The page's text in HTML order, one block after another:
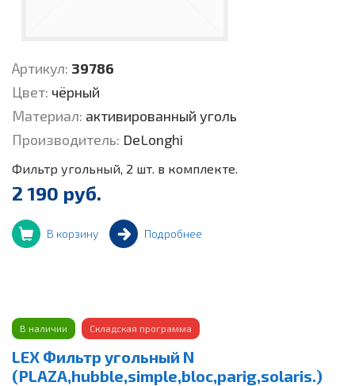
Артикул: 39786
Цвет: чёрный
Материал: активированный уголь
Производитель: DeLonghi
Фильтр угольный, 2 шт. в комплекте.
2 190 руб.
В корзину Подробнее
В наличии Складская программа
LEX Фильтр угольный N
(PLAZA,hubble,simple,bloc,parig,solaris.)